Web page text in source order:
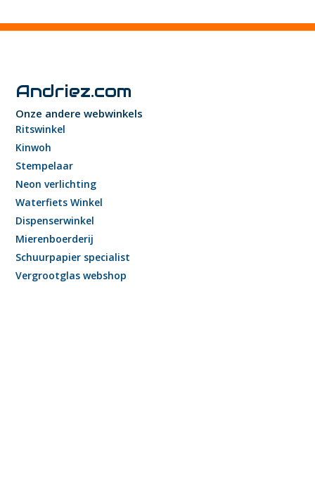
Andriez.com
Onze andere webwinkels
Ritswinkel
Kinwoh
Stempelaar
Neon verlichting
Waterfiets Winkel
Dispenserwinkel
Mierenboerderij
Schuurpapier specialist
Vergrootglas webshop